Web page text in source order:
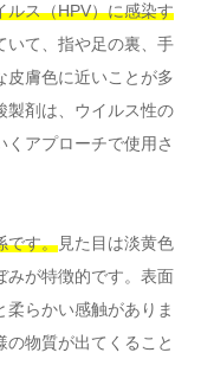
ルス（HPV）に感染す
いて、指や足の裏、手
皮膚色に近いことが多
製剤は、ウイルス性の
アプローチで使用さ
です。見た目は淡黄色
みが特徴的です。表面
らかい感触がありま
物質が出てくること